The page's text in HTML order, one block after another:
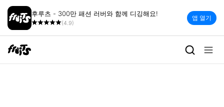
후루츠 - 300만 패션 러버와 함께 디깅해요!
(4.9)
앱 열기